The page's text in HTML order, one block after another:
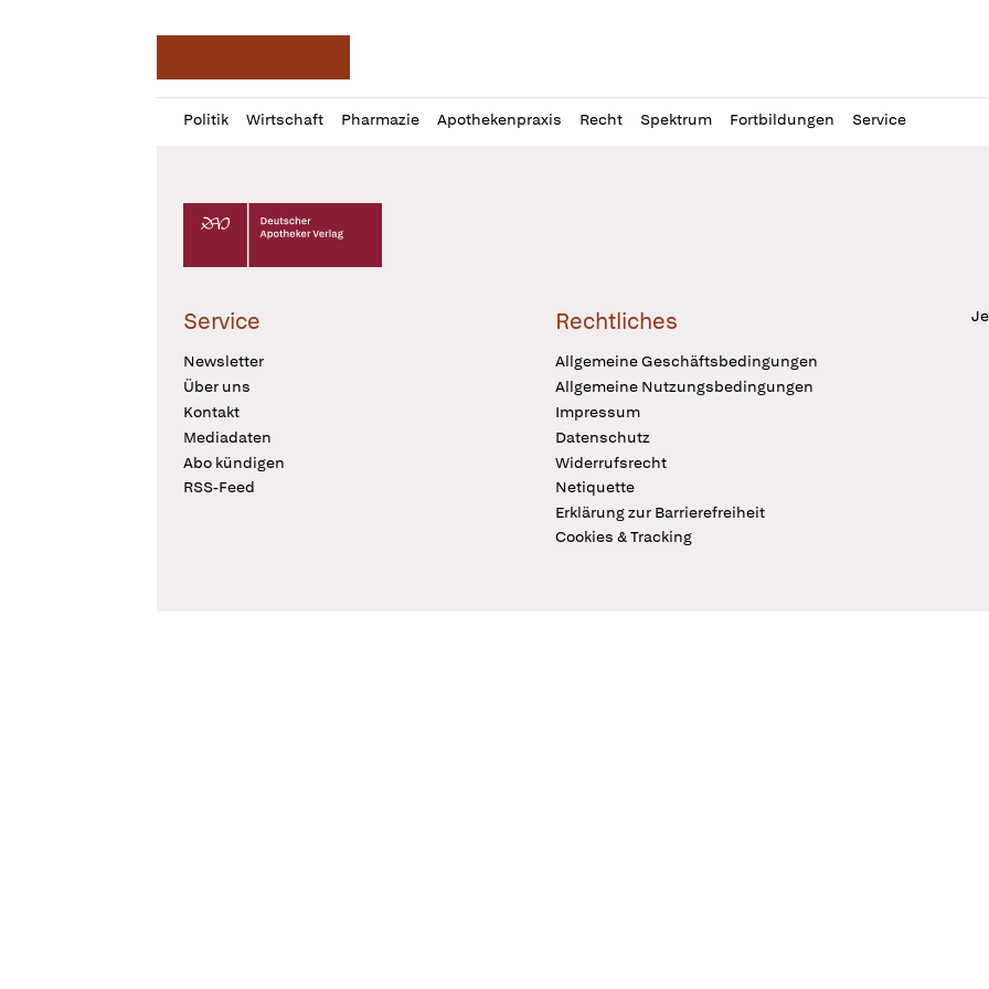
Politik Wirtschaft Pharmazie Apothekenpraxis Recht Spektrum Fortbildungen Service
Profil
öffnen
Daz
Pur
Deutscher Apotheker Verlag Logo
Service
Newsletter
Über uns
Kontakt
Mediadaten
Abo kündigen
RSS-Feed
Rechtliches
Allgemeine Geschäftsbedingungen
Allgemeine Nutzungsbedingungen
Impressum
Datenschutz
Widerrufsrecht
Netiquette
Erklärung zur Barrierefreiheit
Cookies & Tracking